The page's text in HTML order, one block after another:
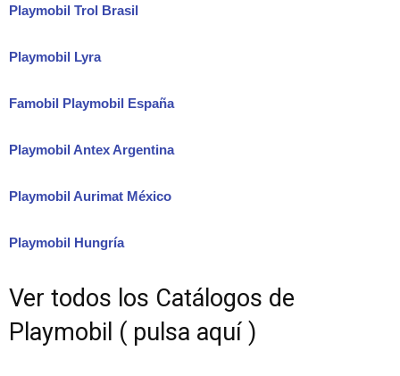
Playmobil Trol Brasil
Playmobil Lyra
Famobil Playmobil España
Playmobil Antex Argentina
Playmobil Aurimat México
Playmobil Hungría
Ver todos los Catálogos de
Playmobil ( pulsa aquí )